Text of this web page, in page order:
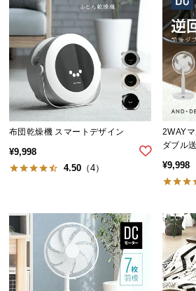
探
イ
テ
リ
テ
イ
ら
探
す
布団乾燥機 スマートデザイン
¥9,998
4.50 （4）
2WAY
ダブル
¥9,998